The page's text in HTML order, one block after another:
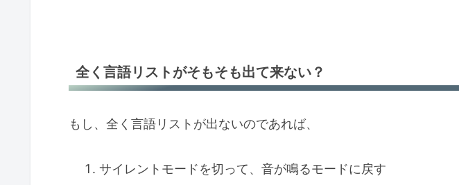
全く言語リストがそもそも出て来ない？
もし、全く言語リストが出ないのであれば、
サイレントモードを切って、音が鳴るモードに戻す